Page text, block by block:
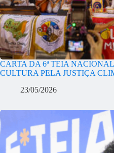
CARTA DA 6ª TEIA
CULTURA PELA JUSTIÇA
23/05/2026